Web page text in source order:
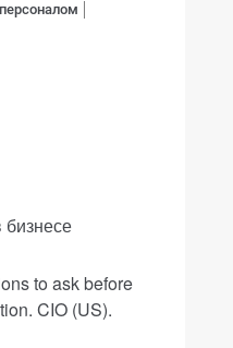
to ask before
CIO (US).